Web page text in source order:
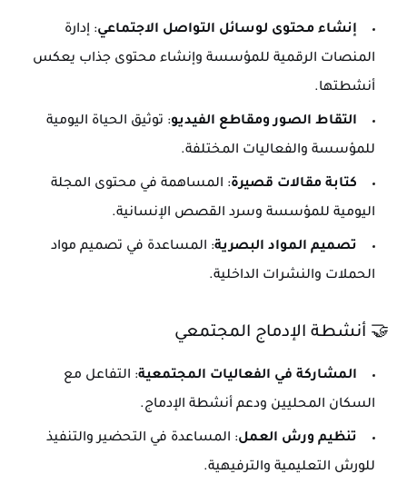
إنشاء محتوى لوسائل التواصل الاجتماعي: إدارة
المنصات الرقمية للمؤسسة وإنشاء محتوى جذاب يعكس
أنشطتها.
التقاط الصور ومقاطع الفيديو: توثيق الحياة اليومية
للمؤسسة والفعاليات المختلفة.
كتابة مقالات قصيرة: المساهمة في محتوى المجلة
اليومية للمؤسسة وسرد القصص الإنسانية.
تصميم المواد البصرية: المساعدة في تصميم مواد
الحملات والنشرات الداخلية.
🤝 أنشطة الإدماج المجتمعي
المشاركة في الفعاليات المجتمعية: التفاعل مع
السكان المحليين ودعم أنشطة الإدماج.
تنظيم ورش العمل: المساعدة في التحضير والتنفيذ
للورش التعليمية والترفيهية.